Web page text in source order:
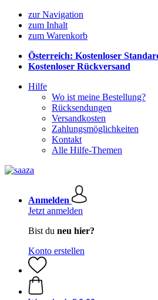
zur Navigation
zum Inhalt
zum Warenkorb
Österreich: Kostenloser
Kostenloser Rückversand
Hilfe
Wo ist meine Bestellung?
Rücksendungen
Versandkosten
Zahlungsmöglichkeiten
Kontakt
Alle Hilfe-Themen
Anmelden
Jetzt anmelden
Bist du neu hier?
Konto erstellen